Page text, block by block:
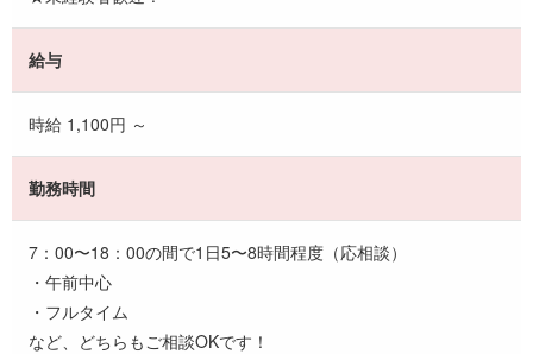
給与
時給 1,100円 ～
勤務時間
7：00〜18：00の間で1日5〜8時間程度（応相談）
・午前中心
・フルタイム
など、どちらもご相談OKです！